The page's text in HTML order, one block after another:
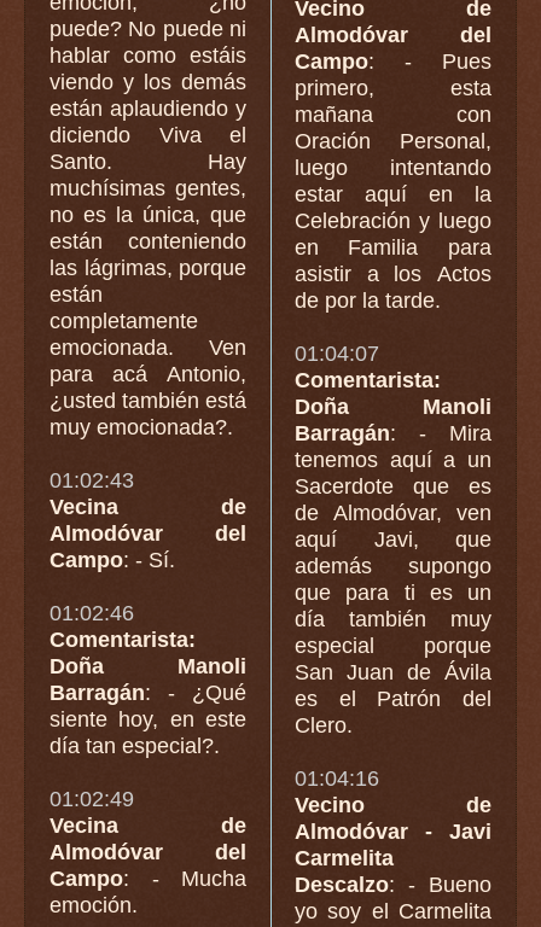
puede? No puede ni
hablar como estáis
viendo y los demás
están aplaudiendo y
diciendo Viva el
Santo. Hay
muchísimas gentes,
no es la única, que
están conteniendo
las lágrimas, porque
están
completamente
emocionada. Ven
para acá Antonio,
¿usted también está
muy emocionada?.
01:02:43
Vecina de
Almodóvar del
Campo: - Sí.
01:02:46
Comentarista:
Doña Manoli
Barragán: - ¿Qué
siente hoy, en este
día tan especial?.
01:02:49
Vecina de
Almodóvar del
Campo: - Mucha
emoción.
Vecino de
Almodóvar del
Campo: - Pues
primero, esta
mañana con
Oración Personal,
luego intentando
estar aquí en la
Celebración y luego
en Familia para
asistir a los Actos
de por la tarde.
01:04:07
Comentarista:
Doña Manoli
Barragán: - Mira
tenemos aquí a un
Sacerdote que es
de Almodóvar, ven
aquí Javi, que
además supongo
que para ti es un
día también muy
especial porque
San Juan de Ávila
es el Patrón del
Clero.
01:04:16
Vecino de
Almodóvar - Javi
Carmelita
Descalzo: - Bueno
yo soy el Carmelita